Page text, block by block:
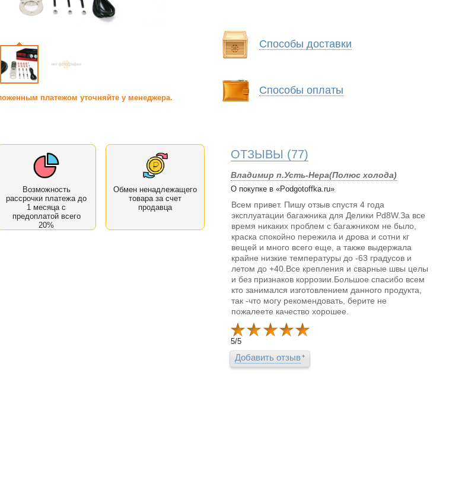
платежом уточняйте у менеджера.
Возможность
рассрочки платежа до
1 месяца с
предоплатой всего
20%
Обмен ненадлежащего
товара за счет
продавца
Способы доставки
Способы оплаты
ОТЗЫВЫ (77)
Владимир п.Усть-Нера(Полюс холода)
О покупке в «Podgotoffka.ru»
Всем привет. Пишу отзыв спустя 4 года
эксплуатации багажника для Делики Pd8W.За все
время никаких проблем с багажником не было,
краска спокойно пережила и дрова и сотни кг
вещей и много всего еще, а также выдержала
крайне низкие температуры до -63 градусов и
летом до +40.Все крепления и сварные швы целы
и без признаков коррозии.Большое спасибо всем
кто занимался изготовлением данного продукта,
так -что могу рекомендовать, берите не
пожалеете качество хорошее.
5/5
Добавить отзыв